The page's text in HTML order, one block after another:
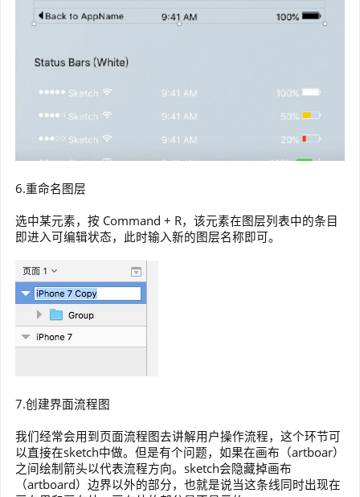
6.重命名图层
选中某元素，按 Command + R，该元素在图层列表中的条目
即进入可编辑状态，此时输入新的图层名称即可。
7.创建界面流程图
我们经常会用到页面流程图去讲解用户操作流程，这个环节可
以直接在sketch中做。但是有个问题，如果在画布（artboar）
之间绘制箭头以代表流程方向。sketch会隐藏掉画布
（artboard）边界以外的部分，也就是说当这条线同时出现在